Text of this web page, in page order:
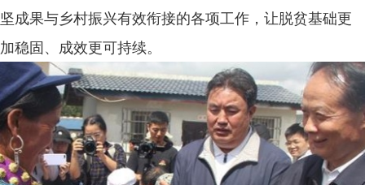
坚成果与乡村振兴有效衔接的各项工作，让脱贫基础更
加稳固、成效更可持续。